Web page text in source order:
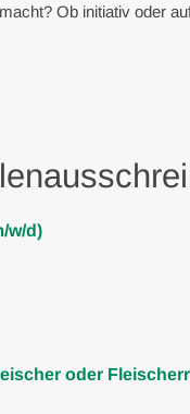
Ob initiativ oder
w/d)
oder